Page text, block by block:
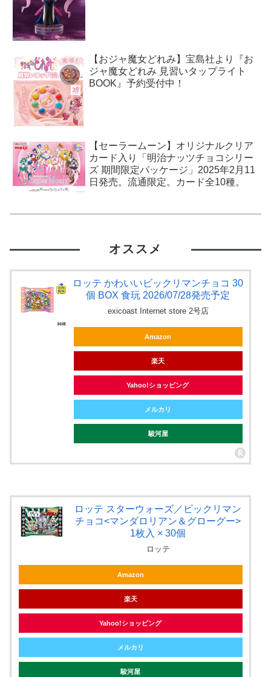
【おジャ魔女どれみ】宝島社より『お
ジャ魔女どれみ 見習いタップライト
BOOK』予約受付中！
【セーラームーン】オリジナルクリア
カード入り「明治ナッツチョコシリー
ズ 期間限定パッケージ」2025年2月11
日発売。流通限定。カード全10種。
オススメ
ロッテ かわいいビックリマンチョコ 30
個 BOX 食玩 2026/07/28発売予定
exicoast Internet store 2号店
Amazon
楽天
Yahoo!ショッピング
メルカリ
駿河屋
ロッテ スターウォーズ／ビックリマン
チョコ<マンダロリアン＆グローグー>
1枚入 × 30個
ロッテ
Amazon
楽天
Yahoo!ショッピング
メルカリ
駿河屋